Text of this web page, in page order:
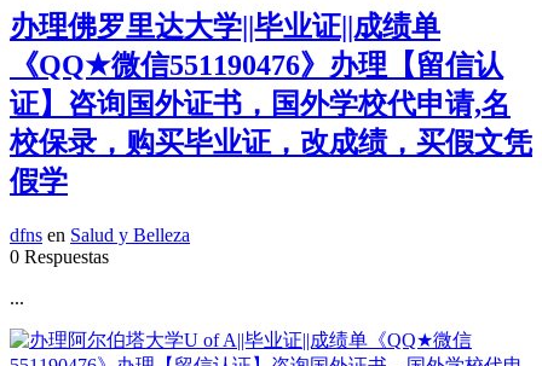
办理佛罗里达大学||毕业证||成绩单
《QQ★微信551190476》办理【留信认
证】咨询国外证书，国外学校代申请,名
校保录，购买毕业证，改成绩，买假文凭
假学
dfns en Salud y Belleza
0 Respuestas
...